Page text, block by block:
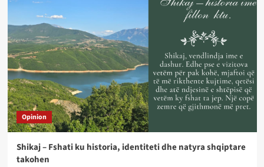
Opinion
Shikaj – Fshati ku historia, identiteti dhe natyra shqiptare
takohen